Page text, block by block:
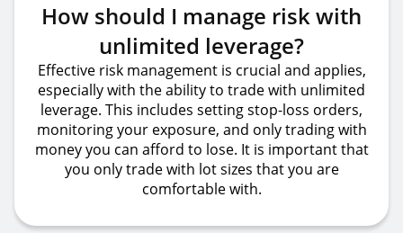
How should I manage risk with
unlimited leverage?
Effective risk management is crucial and applies,
especially with the ability to trade with unlimited
leverage. This includes setting stop-loss orders,
monitoring your exposure, and only trading with
money you can afford to lose. It is important that
you only trade with lot sizes that you are
comfortable with.